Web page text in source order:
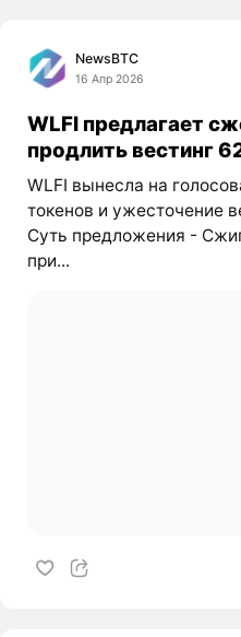
NewsBTC
16 Апр 2026
WLFI предлагает
продлить вестинг
WLFI вынесла на
токенов и ужесточение
Суть предложения -
при...